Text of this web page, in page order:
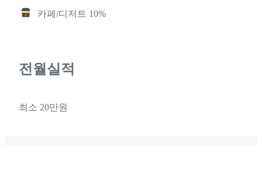
카페/디저트 10%
전월실적
최소 20만원